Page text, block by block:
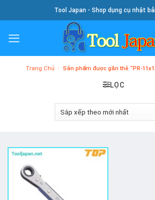
To
Content
Tool Japan - Shop dụng cụ nhật
Trang Chủ / Sản phẩm được gắn thẻ “PR-
LỌC